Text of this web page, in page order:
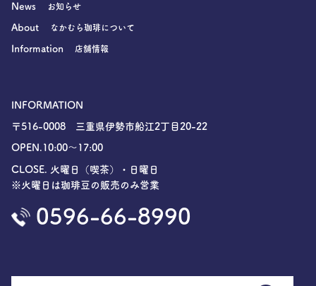
News お知らせ
About なかむら珈琲について
Information 店舗情報
INFORMATION
〒516-0008 三重県伊勢市船江2丁目20-22
OPEN.10:00〜17:00
CLOSE. 火曜日（喫茶）・日曜日
※火曜日は珈琲豆の販売のみ営業
0596-66-8990